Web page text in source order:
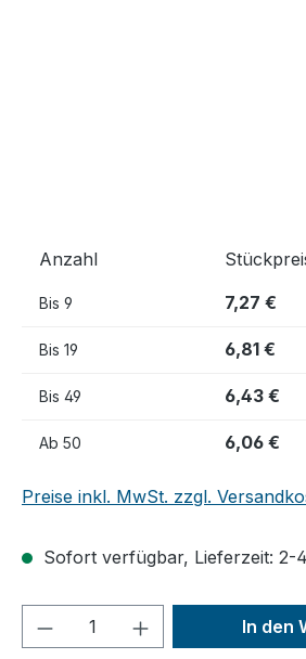
Anzahl
Bis 9 7,27 €
Bis 19 6,81 €
Bis 49 6,43 €
Ab 50 6,06 €
Preise inkl. MwSt. zzgl.
Sofort verfügbar, Lieferzeit: 2-
Produkt Anzahl: GibIn den